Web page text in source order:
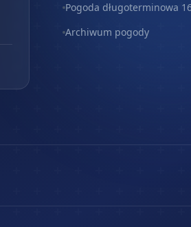
Pogoda długoterminowa
Archiwum pogody